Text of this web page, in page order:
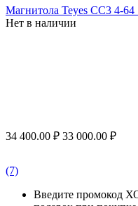
Магнитола Teyes CC3 4-64
Нет в наличии
34 400.00 ₽ 33 000.00 ₽
(7)
Введите промокод